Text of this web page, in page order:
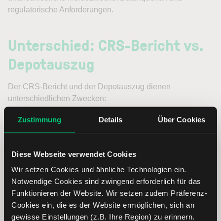
Zustimmung Details Über Cookies
Diese Webseite verwendet Cookies
Wir setzen Cookies und ähnliche Technologien ein.
Notwendige Cookies sind zwingend erforderlich für das
Funktionieren der Website. Wir setzen zudem Präferenz-
Cookies ein, die es der Website ermöglichen, sich an
gewisse Einstellungen (z.B. Ihre Region) zu erinnern.
regulatorische Anforderungen.
Unterschied: CRS-Bericht vs.
Depotauszug
Der CRS-Bericht und der Depotauszug dienen
unterschiedlichen Zwecken:
Der CRS-Bericht ist ein standardisierter Bericht, der an
Steuerbehörden übermittelt wird und die gesamten
Handelstätigkeit wider, einschließlich Gewinnen,
Verlusten und Kosten. Einige der im CRS-Bericht
im Depotauszug